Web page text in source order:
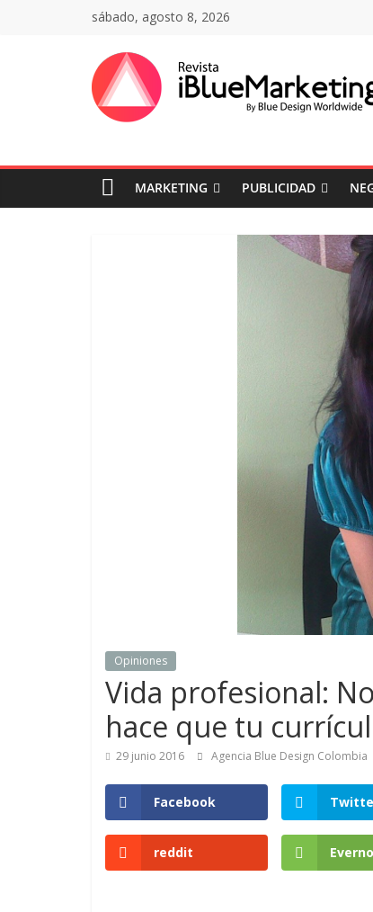
sábado, agosto 8, 2026
Revista
iBlue
Marketing
Colombia
Marketing
Revistas
de
Publicidad
en
Colombia
MARKETING PUBLICIDAD
Opiniones
Vida profesional:
hace que tu
29 junio 2016 Agencia Blue Design Colombia
Facebook
reddit